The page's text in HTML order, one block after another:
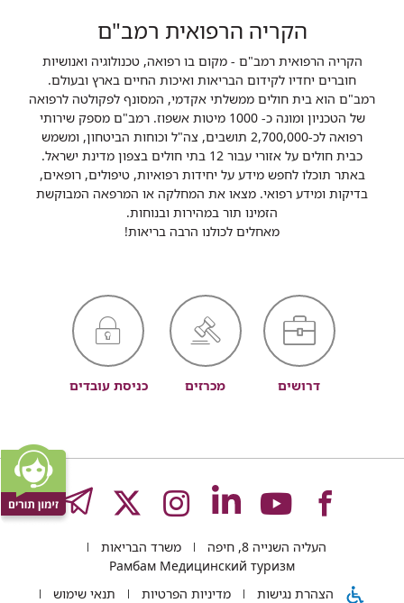
הקריה הרפואית רמב"ם
הקריה הרפואית רמב"ם - מקום בו רפואה, טכנולוגיה ואנושיות
חוברים יחדיו לקידום הבריאות ואיכות החיים בארץ ובעולם.
רמב"ם הוא בית חולים ממשלתי אקדמי, המסונף לפקולטה לרפואה
של הטכניון ומונה כ- 1000 מיטות אשפוז. רמב"ם מספק שירותי
רפואה לכ-2,700,000 תושבים, צה"ל וכוחות הביטחון, ומשמש
כבית חולים על אזורי עבור 12 בתי חולים בצפון מדינת ישראל.
באתר תוכלו לחפש מידע על יחידות רפואיות, טיפולים, רופאים,
בדיקות ומידע רפואי. מצאו את המחלקה או המרפאה המבוקשת
הזמינו תור במהירות ובנוחות.
מאחלים לכולנו הרבה בריאות!
דרושים מכרזים כניסת עובדים
לעמוד
של
לעמוד
של
לעמוד
של
לעמוד
של
לעמוד
של
העליה השנייה 8, חיפה
משרד הבריאות
Рамбам Медицинский туризм
הצהרת נגישות
מדיניות הפרטיות תנאי שימוש